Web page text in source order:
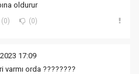
oldurur
(0) (0)
17:09
varmı orda ????????